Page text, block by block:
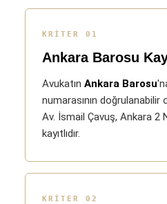
KRITER 01
Ankara Barosu
Avukatın Ankara Barosu
numarasının doğrulanabilir
Av. İsmail Çavuş, Ankara 2
kayıtlıdır.
KRITER 02